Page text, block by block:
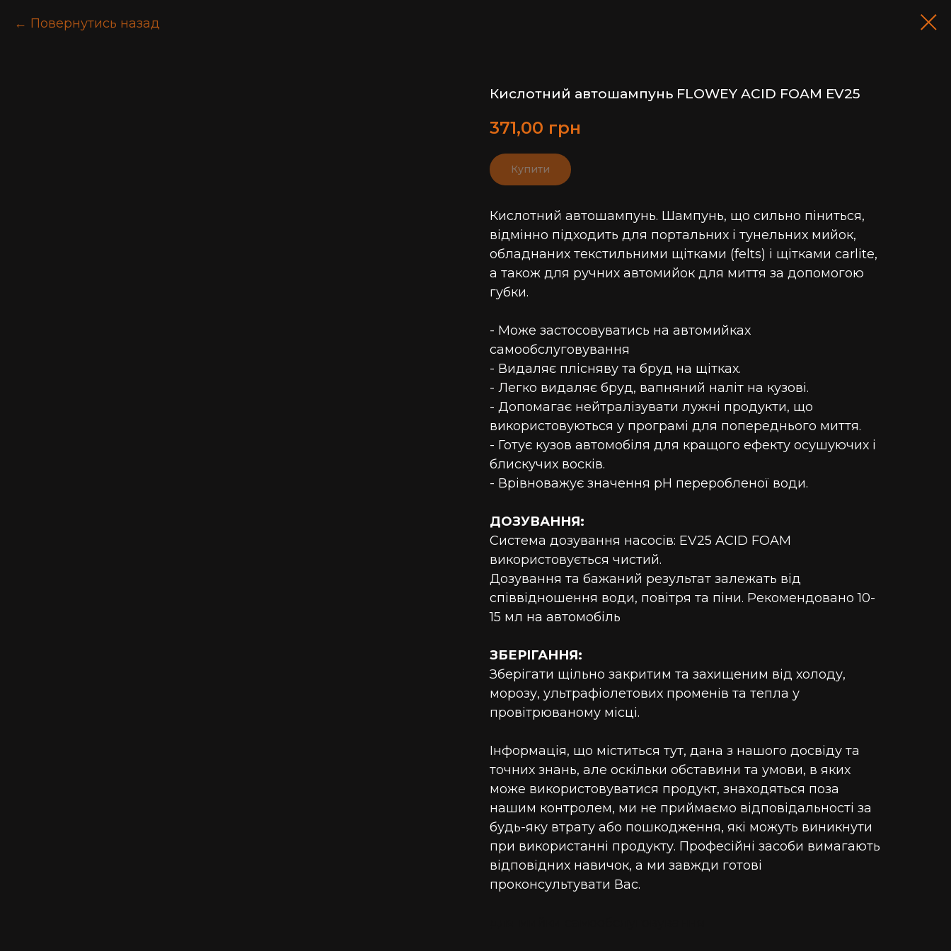
Повернутись назад
Кислотний автошампунь FLOWEY ACID FOAM ЕV25
371,00 грн
Купити
Кислотний автошампунь. Шампунь, що сильно піниться,
відмінно підходить для портальних і тунельних мийок,
обладнаних текстильними щітками (felts) і щітками carlite,
а також для ручних автомийок для миття за допомогою
губки.
- Може застосовуватись на автомийках
самообслуговування
- Видаляє плісняву та бруд на щітках.
- Легко видаляє бруд, вапняний наліт на кузові.
- Допомагає нейтралізувати лужні продукти, що
використовуються у програмі для попереднього миття.
- Готує кузов автомобіля для кращого ефекту осушуючих і
блискучих восків.
- Врівноважує значення pH переробленої води.
ДОЗУВАННЯ:
Система дозування насосів: EV25 ACID FOAM
використовується чистий.
Дозування та бажаний результат залежать від
співвідношення води, повітря та піни. Рекомендовано 10-
15 мл на автомобіль
ЗБЕРІГАННЯ:
Зберігати щільно закритим та захищеним від холоду,
морозу, ультрафіолетових променів та тепла у
провітрюваному місці.
Інформація, що міститься тут, дана з нашого досвіду та
точних знань, але оскільки обставини та умови, в яких
може використовуватися продукт, знаходяться поза
нашим контролем, ми не приймаємо відповідальності за
будь-яку втрату або пошкодження, які можуть виникнути
при використанні продукту. Професійні засоби вимагають
відповідних навичок, а ми завжди готові
проконсультувати Вас.